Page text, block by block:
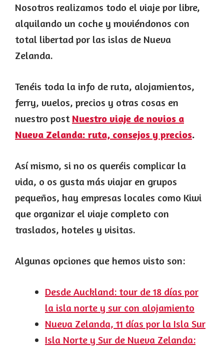
Nosotros realizamos todo el viaje por libre,
alquilando un coche y moviéndonos con
total libertad por las islas de Nueva
Zelanda.
Tenéis toda la info de ruta, alojamientos,
ferry, vuelos, precios y otras cosas en
nuestro post Nuestro viaje de novios a
Nueva Zelanda: ruta, consejos y precios.
Así mismo, si no os queréis complicar la
vida, o os gusta más viajar en grupos
pequeños, hay empresas locales como Kiwi
que organizar el viaje completo con
traslados, hoteles y visitas.
Algunas opciones que hemos visto son:
Desde Auckland: tour de 18 días por
la isla norte y sur con alojamiento
Nueva Zelanda, 11 días por la Isla Sur
Isla Norte y Sur de Nueva Zelanda: